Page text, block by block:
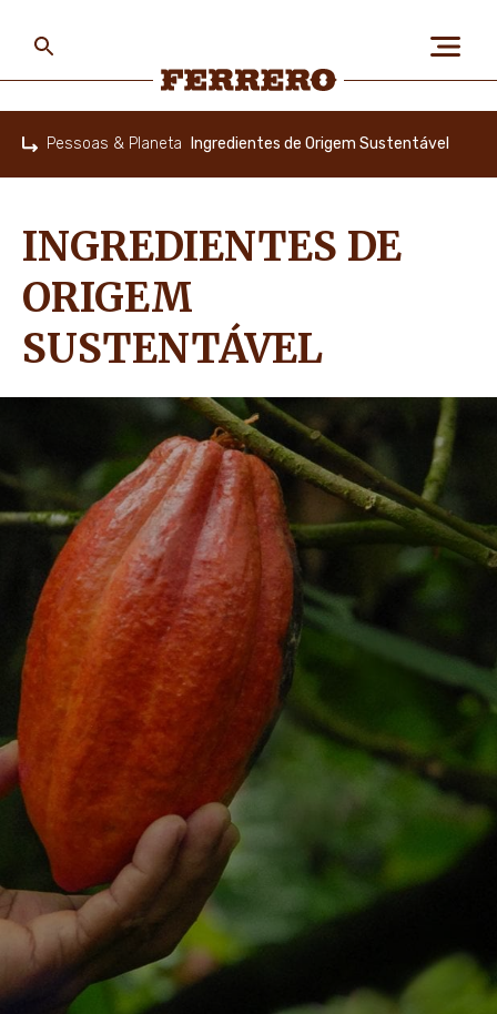
SOBRE NÓS
PESSOAS & PLANETA
NOSSAS MARCAS
CARREIRA
NOTÍCIAS E ARTIGOS
main
content
Pessoas & Planeta Ingredientes de Origem Sustentável
INGREDIENTES DE
ORIGEM
SUSTENTÁVEL